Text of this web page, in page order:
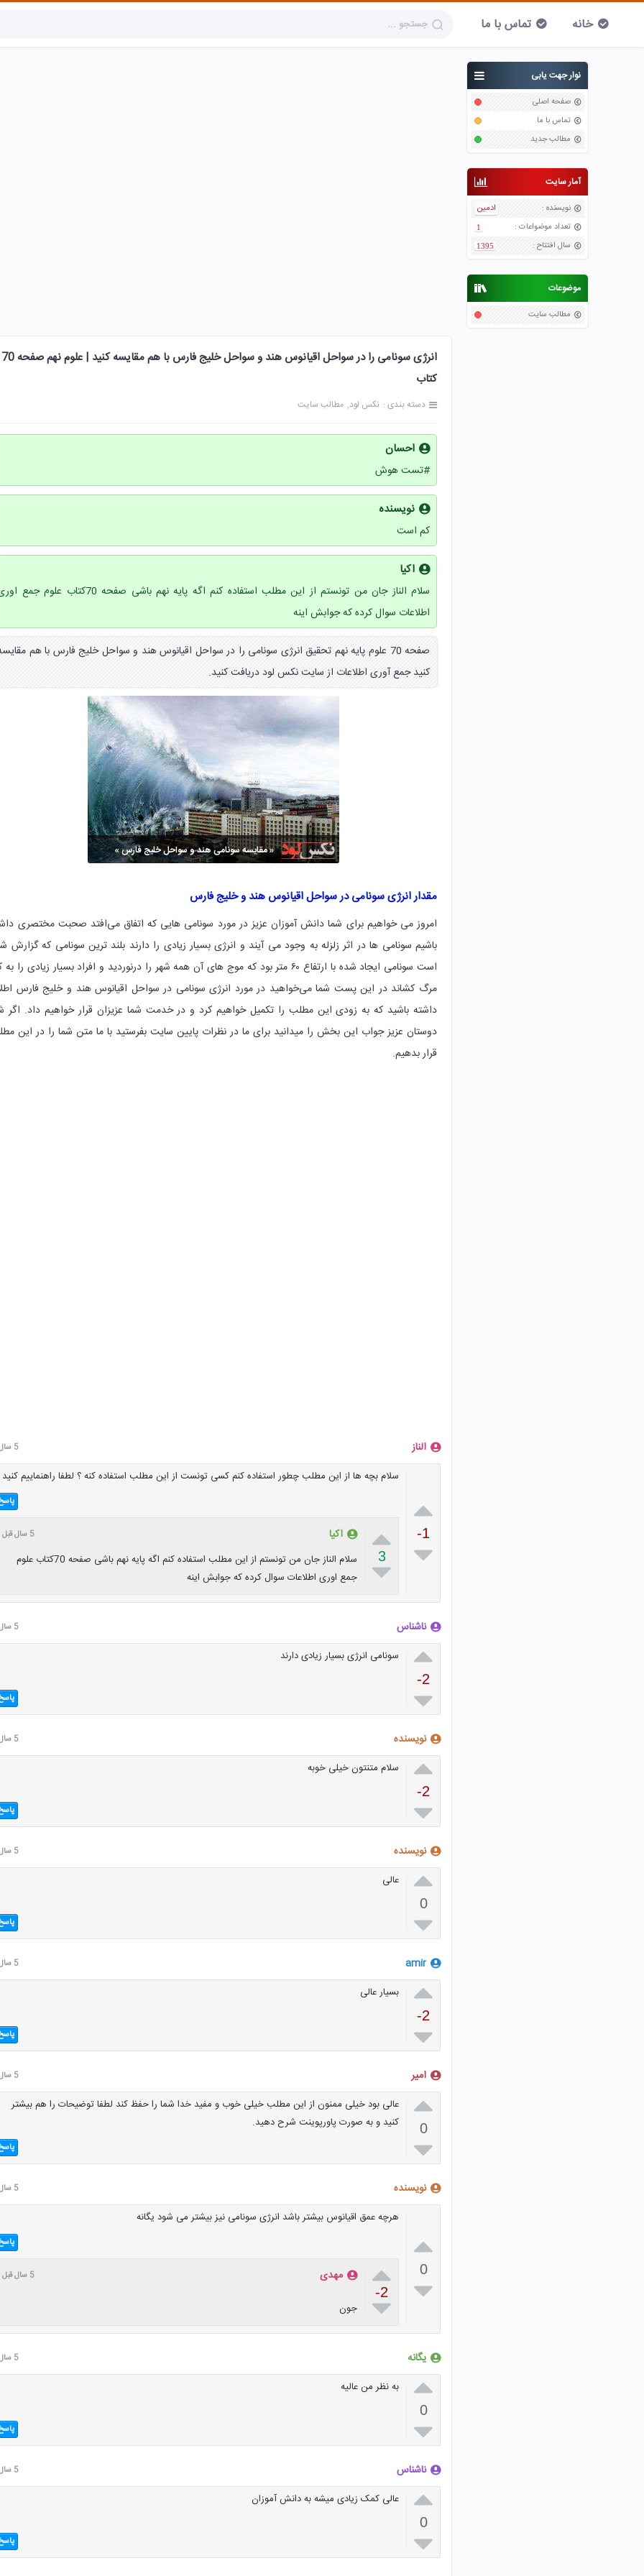
خانه تماس با ما
نوار جهت یابی
صفحه اصلی
تماس با ما
مطالب جدید
آمار سایت
نویسنده :
ادمین
تعداد موضواعات :
1
سال افتتاح :
1395
موضوعات
مطالب سایت
انرژی سونامی را در سواحل اقیانوس هند و سواحل خلیج فارس با هم مقایسه کنید | علوم نهم صفحه 70
کتاب
دسته بندی : نکس لود مطالب سایت
احسان
#تست هوش
نویسنده
کم است
اکیا
سلام الناز جان من تونستم از این مطلب استفاده کنم اگه پایه نهم باشی صفحه 70کتاب علوم
اطلاعات سوال کرده که جوابش اینه
صفحه 70 علوم پایه نهم تحقیق انرژی سونامی را در سواحل اقیانوس هند و سواحل خلیج فارس با هم
کنید جمع آوری اطلاعات از سایت نکس لود دریافت کنید.
مقدار انرژی سونامی در سواحل اقیانوس هند و خلیج فارس
امروز می خواهیم برای شما دانش آموزان عزیز در مورد سونامی هایی که اتفاق می‌افتد صحبت مختصری
باشیم سونامی ها در اثر زلزله به وجود می آیند و انرژی بسیار زیادی را دارند بلند ترین سونامی که گزارش
است سونامی ایجاد شده با ارتفاع ۶۰ متر بود که موج های آن همه شهر را درنوردید و افراد بسیار زیادی را
مرگ کشاند در این پست شما می‌خواهید در مورد انرژی سونامی در سواحل اقیانوس هند و خلیج فارس
داشته باشید که به زودی این مطلب را تکمیل خواهیم کرد و در خدمت شما عزیزان قرار خواهیم داد. اگر
دوستان عزیز جواب این بخش را میدانید برای ما در نظرات پایین سایت بفرستید با ما متن شما را در این
قرار بدهیم.
الناز 5 سال قبل

-1

سلام بچه ها از این مطلب چطور استفاده کنم کسی تونست از این مطلب استفاده کنه ؟ لطفا راهنماییم کنید

3

اکیا 5 سال قبل
سلام الناز جان من تونستم از این مطلب استفاده کنم اگه پایه نهم باشی صفحه 70کتاب علوم
جمع اوری اطلاعات سوال کرده که جوابش اینه
ناشناس 5 سال قبل

-2

سونامی انرژی بسیار زیادی دارند
نویسنده 5 سال قبل

-2

سلام متنتون خیلی خوبه
نویسنده 5 سال قبل

0

عالی
amir 5 سال قبل

-2

بسیار عالی
امیر 5 سال قبل

0

عالی بود خیلی ممنون از این مطلب خیلی خوب و مفید خدا شما را حفظ کند لطفا توضیحات را هم بیشتر
کنید و به صورت پاورپوینت شرح دهید.
نویسنده 5 سال قبل

0

هرچه عمق اقیانوس بیشتر باشد انرژی سونامی نیز بیشتر می شود یگانه

-2

مهدی 5 سال قبل
جون
یگانه 5 سال قبل

0

به نظر من عالیه
ناشناس 5 سال قبل

0

عالی کمک زیادی میشه به دانش آموزان